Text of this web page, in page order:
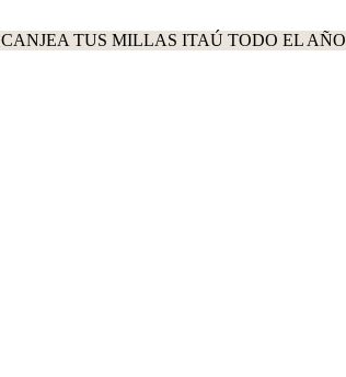
CANJEA TUS MILLAS ITAÚ TODO EL AÑO